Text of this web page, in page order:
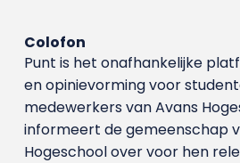
Colofon
Punt is het onafhankelijke
en opinievorming voor
medewerkers van Avans
informeert de gemeenschap
Hogeschool over voor hen